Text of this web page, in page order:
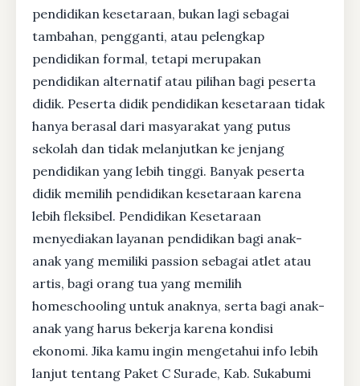
pendidikan kesetaraan, bukan lagi sebagai
tambahan, pengganti, atau pelengkap
pendidikan formal, tetapi merupakan
pendidikan alternatif atau pilihan bagi peserta
didik. Peserta didik pendidikan kesetaraan tidak
hanya berasal dari masyarakat yang putus
sekolah dan tidak melanjutkan ke jenjang
pendidikan yang lebih tinggi. Banyak peserta
didik memilih pendidikan kesetaraan karena
lebih fleksibel. Pendidikan Kesetaraan
menyediakan layanan pendidikan bagi anak-
anak yang memiliki passion sebagai atlet atau
artis, bagi orang tua yang memilih
homeschooling untuk anaknya, serta bagi anak-
anak yang harus bekerja karena kondisi
ekonomi. Jika kamu ingin mengetahui info lebih
lanjut tentang Paket C Surade, Kab. Sukabumi